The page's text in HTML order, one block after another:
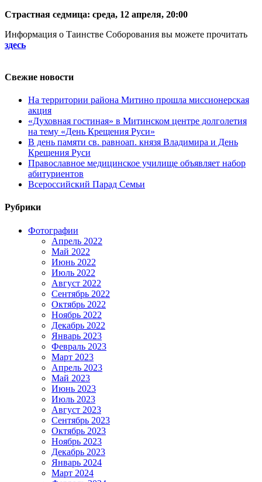
Страстная седмица: среда, 12 апреля, 20:00
Информация о Таинстве Соборования вы можете прочитать
здесь
Свежие новости
На территории района Митино прошла миссионерская
акция
«Духовная гостиная» в Митинском центре долголетия
на тему «День Крещения Руси»
В день памяти св. равноап. князя Владимира и День
Крещения Руси
Православное медицинское училище объявляет набор
абитуриентов
Всероссийский Парад Семьи
Рубрики
Фотографии
Апрель 2022
Май 2022
Июнь 2022
Июль 2022
Август 2022
Сентябрь 2022
Октябрь 2022
Ноябрь 2022
Декабрь 2022
Январь 2023
Февраль 2023
Март 2023
Апрель 2023
Май 2023
Июнь 2023
Июль 2023
Август 2023
Сентябрь 2023
Октябрь 2023
Ноябрь 2023
Декабрь 2023
Январь 2024
Март 2024